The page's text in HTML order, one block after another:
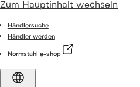
Zum Hauptinhalt wechseln
Händlersuche
Händler werden
Normstahl e-shop